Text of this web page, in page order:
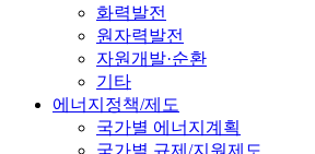
화력발전
원자력발전
자원개발·순환
기타
에너지정책/제도
국가별 에너지계획
국가별 규제/지원제도